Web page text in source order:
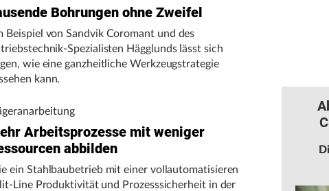
Bohrungen ohne Zweifel
Beispiel von Sandvik Coromant und des
Spezialisten Hägglunds lässt sich
wie eine ganzheitliche Werkzeugstrategie
kann.
Arbeitsprozesse mit weniger
abbilden
ein Stahlbaubetrieb mit einer vollautomatisieren
Line Produktivität und Prozesssicherheit in der